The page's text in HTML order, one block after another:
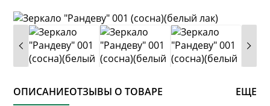
ОПИСАНИЕОТЗЫВЫ О ТОВАРЕ ЕЩЕ